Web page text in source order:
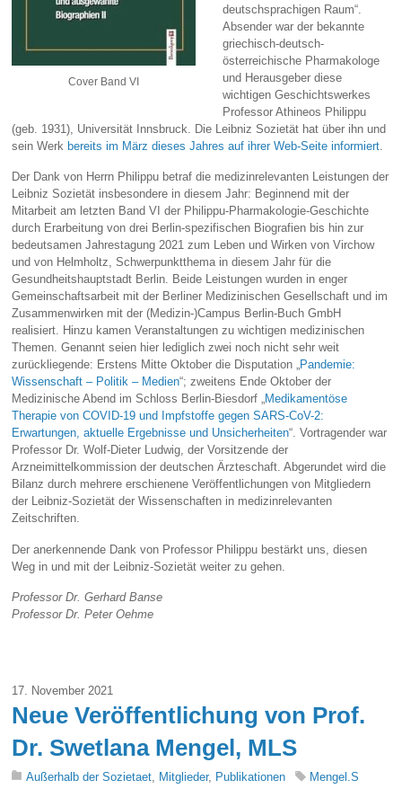
Cover Band VI
deutschsprachigen Raum“.
Absender war der bekannte
griechisch-deutsch-
österreichische Pharmakologe
und Herausgeber diese
wichtigen Geschichtswerkes
Professor Athineos Philippu
(geb. 1931), Universität Innsbruck. Die Leibniz Sozietät hat über ihn und
sein Werkbereits im März dieses Jahres auf ihrer Web-Seite informiert
Der Dank von Herrn Philippu betraf die medizinrelevanten Leistungen der
Leibniz Sozietät insbesondere in diesem Jahr: Beginnend mit der
Mitarbeit am letzten Band VI der Philippu-Pharmakologie-Geschichte
durch Erarbeitung von drei Berlin-spezifischen Biografien bis hin zur
bedeutsamen Jahrestagung 2021 zum Leben und Wirken von Virchow
und von Helmholtz, Schwerpunktthema in diesem Jahr für die
Gesundheitshauptstadt Berlin. Beide Leistungen wurden in enger
Gemeinschaftsarbeit mit der Berliner Medizinischen Gesellschaft und im
Zusammenwirken mit der (Medizin-)Campus Berlin-Buch GmbH
realisiert. Hinzu kamen Veranstaltungen zu wichtigen medizinischen
Themen. Genannt seien hier lediglich zwei noch nicht sehr weit
zurückliegende: Erstens Mitte Oktober die Disputation „Pandemie:
Wissenschaft – Politik – Medien“; zweitens Ende Oktober der
Medizinische Abend im Schloss Berlin-Biesdorf „Medikamentöse
Therapie von COVID-19 und Impfstoffe gegen SARS-CoV-2:
Erwartungen, aktuelle Ergebnisse und Unsicherheiten“. Vortragender war
Professor Dr. Wolf-Dieter Ludwig, der Vorsitzende der
Arzneimittelkommission der deutschen Ärzteschaft. Abgerundet wird die
Bilanz durch mehrere erschienene Veröffentlichungen von Mitgliedern
der Leibniz-Sozietät der Wissenschaften in medizinrelevanten
Zeitschriften.
Der anerkennende Dank von Professor Philippu bestärkt uns, diesen
Weg in und mit der Leibniz-Sozietät weiter zu gehen.
Professor Dr. Gerhard Banse
Professor Dr. Peter Oehme
17. November 2021
Neue Veröffentlichung von Prof.
Dr. Swetlana Mengel, MLS
Außerhalb der Sozietaet Mitglieder, Publikationen Mengel.S